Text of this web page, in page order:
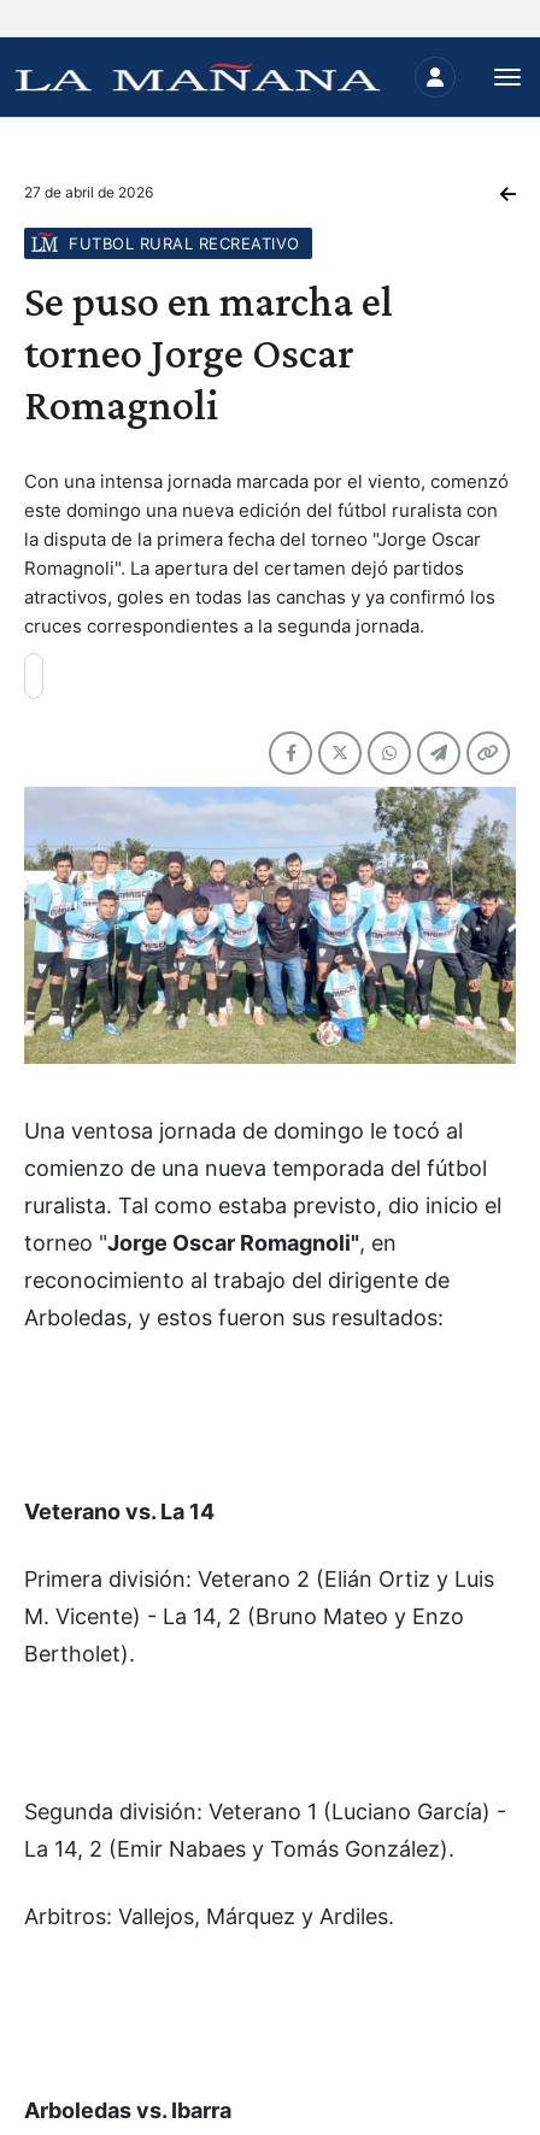
27 de abril de 2026
FUTBOL RURAL RECREATIVO
Se puso en marcha el
torneo Jorge Oscar
Romagnoli
Con una intensa jornada marcada por el viento, comenzó
este domingo una nueva edición del fútbol ruralista con
la disputa de la primera fecha del torneo "Jorge Oscar
Romagnoli". La apertura del certamen dejó partidos
atractivos, goles en todas las canchas y ya confirmó los
cruces correspondientes a la segunda jornada.
Una ventosa jornada de domingo le tocó al
comienzo de una nueva temporada del fútbol
ruralista. Tal como estaba previsto, dio inicio el
torneo "Jorge Oscar Romagnoli", en
reconocimiento al trabajo del dirigente de
Arboledas, y estos fueron sus resultados:
Veterano vs. La 14
Primera división: Veterano 2 (Elián Ortiz y Luis
M. Vicente) - La 14, 2 (Bruno Mateo y Enzo
Bertholet).
Segunda división: Veterano 1 (Luciano García) -
La 14, 2 (Emir Nabaes y Tomás González).
Arbitros: Vallejos, Márquez y Ardiles.
Arboledas vs. Ibarra